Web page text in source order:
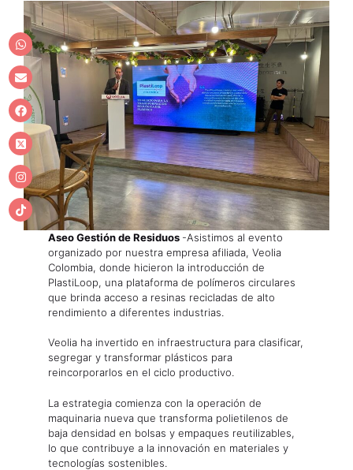
Aseo Gestión de Residuos -Asistimos al evento
organizado por nuestra empresa afiliada, Veolia
Colombia, donde hicieron la introducción de
PlastiLoop, una plataforma de polímeros circulares
que brinda acceso a resinas recicladas de alto
rendimiento a diferentes industrias.
Veolia ha invertido en infraestructura para clasificar,
segregar y transformar plásticos para
reincorporarlos en el ciclo productivo.
La estrategia comienza con la operación de
maquinaria nueva que transforma polietilenos de
baja densidad en bolsas y empaques reutilizables,
lo que contribuye a la innovación en materiales y
tecnologías sostenibles.